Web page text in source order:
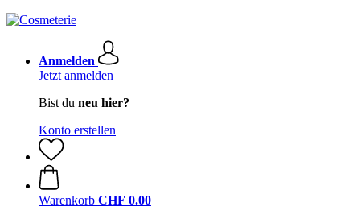
Anmelden
Jetzt anmelden
Bist du neu hier?
Konto erstellen
Warenkorb CHF 0.00